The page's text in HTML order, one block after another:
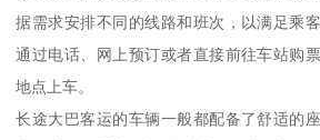
据需求安排不同的线路和班次，以满足乘
通过电话、网上预订或者直接前往车站购
地点上车。
长途大巴客运的车辆一般都配备了舒适的